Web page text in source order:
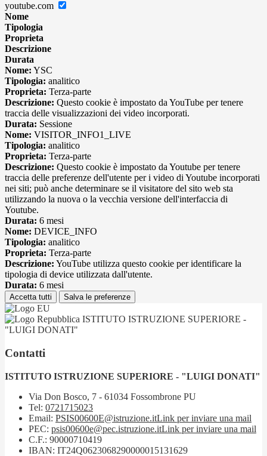
youtube.com
Nome
Tipologia
Proprieta
Descrizione
Durata
Nome: YSC
Tipologia: analitico
Proprieta: Terza-parte
Descrizione: Questo cookie è impostato da YouTube per tenere
traccia delle visualizzazioni dei video incorporati.
Durata: Sessione
Nome: VISITOR_INFO1_LIVE
Tipologia: analitico
Proprieta: Terza-parte
Descrizione: Questo cookie è impostato da Youtube per tenere
traccia delle preferenze dell'utente per i video di Youtube incorporati
nei siti; può anche determinare se il visitatore del sito web sta
utilizzando la nuova o la vecchia versione dell'interfaccia di
Youtube.
Durata: 6 mesi
Nome: DEVICE_INFO
Tipologia: analitico
Proprieta: Terza-parte
Descrizione: YouTube utilizza questo cookie per identificare la
tipologia di device utilizzata dall'utente.
Durata: 6 mesi
Accetta tutti Salva le preferenze
ISTITUTO ISTRUZIONE SUPERIORE -
"LUIGI DONATI"
Contatti
ISTITUTO ISTRUZIONE SUPERIORE - "LUIGI DONATI"
Via Don Bosco, 7 - 61034 Fossombrone PU
Tel: 0721715023
Email: PSIS00600E@istruzione.itLink per inviare una mail
PEC: psis00600e@pec.istruzione.itLink per inviare una mail
C.F.: 90000710419
IBAN: IT24Q0623068290000015131629